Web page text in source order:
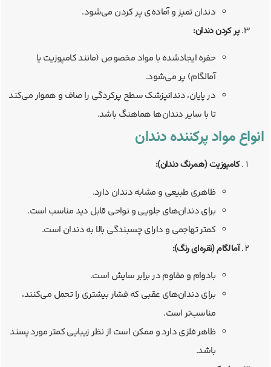
دندان تمیز و آماده‌ی پر کردن می‌شود.
پر کردن دندان:
حفره ایجادشده با مواد مخصوص (مانند کامپوزیت یا
آمالگام) پر می‌شود.
در پایان، دندانپزشک سطح پرکردگی را صاف و هموار می‌کند
تا با سایر دندان‌ها هماهنگ باشد.
انواع مواد پرکننده دندان
کامپوزیت (همرنگ دندان):
ظاهری طبیعی و مشابه دندان دارد.
برای دندان‌های جلویی و نواحی قابل دید مناسب است.
کمتر تهاجمی و دارای چسبندگی بالا به دندان است.
آمالگام (نقره‌ای رنگ):
بادوام و مقاوم در برابر سایش است.
برای دندان‌های عقبی که فشار بیشتری را تحمل می‌کنند،
مناسب‌تر است.
ظاهر فلزی دارد و ممکن است از نظر زیبایی کمتر مورد پسند
باشد.